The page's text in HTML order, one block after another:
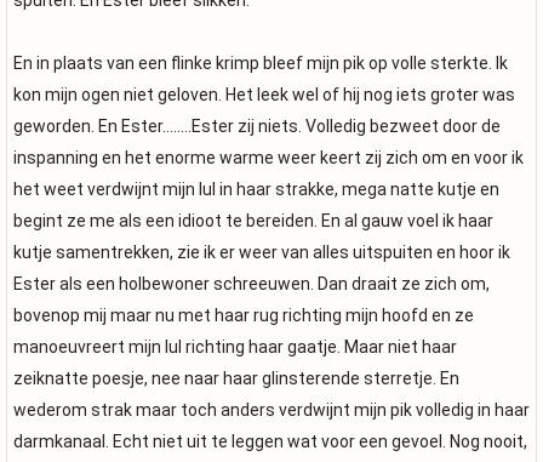
En in plaats van een flinke krimp bleef mijn pik op volle sterkte. Ik
kon mijn ogen niet geloven. Het leek wel of hij nog iets groter was
geworden. En Ester……..Ester zij niets. Volledig bezweet door de
inspanning en het enorme warme weer keert zij zich om en voor ik
het weet verdwijnt mijn lul in haar strakke, mega natte kutje en
begint ze me als een idioot te bereiden. En al gauw voel ik haar
kutje samentrekken, zie ik er weer van alles uitspuiten en hoor ik
Ester als een holbewoner schreeuwen. Dan draait ze zich om,
bovenop mij maar nu met haar rug richting mijn hoofd en ze
manoeuvreert mijn lul richting haar gaatje. Maar niet haar
zeiknatte poesje, nee naar haar glinsterende sterretje. En
wederom strak maar toch anders verdwijnt mijn pik volledig in haar
darmkanaal. Echt niet uit te leggen wat voor een gevoel. Nog nooit,